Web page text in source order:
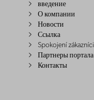
введение
О компании
Новости
Ссылка
Spokojení zákazníci
Партнеры портала
Контакты